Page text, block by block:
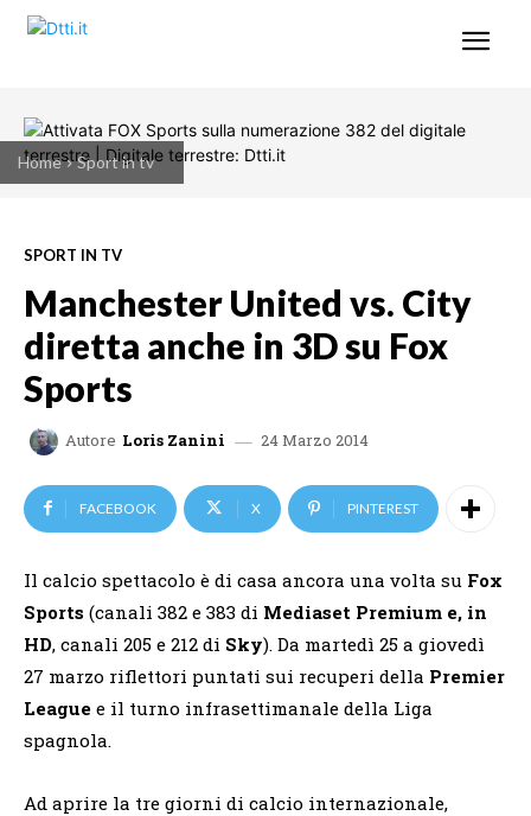
Home Sport in tv
SPORT IN TV
Manchester United vs. City
diretta anche in 3D su Fox
Sports
Autore Loris Zanini 24 Marzo 2014
FACEBOOK X PINTEREST
Il calcio spettacolo è di casa ancora una volta su Fox
Sports (canali 382 e 383 di Mediaset Premium e, in
HD, canali 205 e 212 di Sky). Da martedì 25 a giovedì
27 marzo riflettori puntati sui recuperi della Premier
League e il turno infrasettimanale della Liga
spagnola.
Ad aprire la tre giorni di calcio internazionale,